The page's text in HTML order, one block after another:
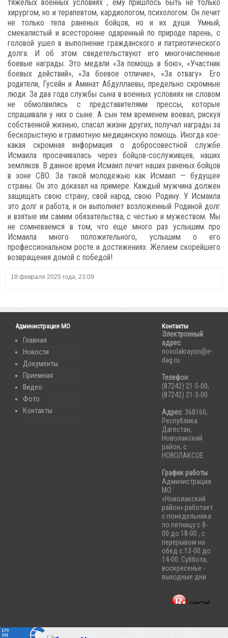
тяжелых военных условиях , ему пришлось быть не только
хирургом, но и терапевтом, кардиологом, психологом. Он лечит
не только тела раненых бойцов, но и их души. Умный,
смекалистый и всесторонне одаренный по природе парень, с
головой ушел в выполнение гражданского и патриотического
долга. И об этом свидетельствуют его многочисленные
боевые награды. Это медали «За помощь в бою», «Участник
боевых действий», «За боевое отличие», «За отвагу». Его
родители, Гусейн и Аминат Абдуллаевы, предельно скромные
люди. За два года службы сына в военных условиях ни словом
не обмолвились с представителями прессы, которые
спрашивали у них о сыне. А сын тем временем воевал, рискуя
собственной жизнью, спасал жизни других, получал награды за
бескорыстную и грамотную медицинскую помощь. Иногда кое-
какая скромная информация о добросовестной службе
Исмаила просачивалась через бойцов-сослуживцев, наших
земляков. В данное время Исмаил лечит наших раненых бойцов
в зоне СВО. За такой молодежью как Исмаил — будущее
страны. Он это доказал на примере. Каждый мужчина должен
защищать свою страну, свой народ, свою Родину. У Исмаила
это долг и работа, и он выполняет возложенный Родиной долг
и взятые им самим обязательства, с честью и мужеством. Мы
не сомневаемся в том, что еще много раз услышим про
Исмаила много положительного, услышим о его
профессиональном росте и достижениях. Желаем скорейшего
возвращения домой с победой!
18 февраля 2025 года, 23:09
Администрация МО
Главная
Новости
Документы
Приемная
Видео
Фото
Контакты
Контакты
Электронный
адрес:
novolakrayon@e-
dag.ru
Телефон:
(87242) 21-5-00,
(87242) 21-3-00
Адрес: 368160,
Республика
Дагестан,
Новолакский
район, с.
НОВОЛАКСОЕ
График работы
Администрация
МО
«Новолакский
район» работает
с понедельника
по пятницу с 8-
00 до 18-00 , с
перерывом на
обед с 13-00 до
14-00. Суббота,
воскресенье -
выходные дни